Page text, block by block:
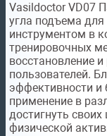
Vasildoctor VD07
угла подъема
инструментом в
тренировочных
восстановление
пользователей.
эффективности и
применение в
достигнуть
физической